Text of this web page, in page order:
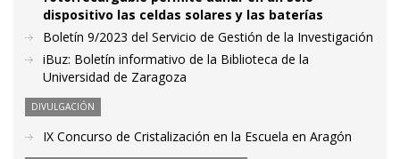
dispositivo las celdas solares y las baterías
Boletín 9/2023 del Servicio de Gestión de la Investigación
iBuz: Boletín informativo de la Biblioteca de la
Universidad de Zaragoza
DIVULGACIÓN
IX Concurso de Cristalización en la Escuela en Aragón